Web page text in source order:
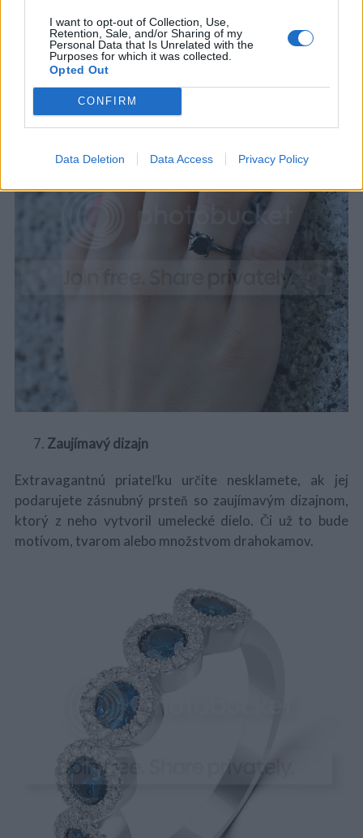
I want to opt-out of Collection, Use,
Retention, Sale, and/or Sharing of my
Personal Data that Is Unrelated with the
Purposes for which it was collected.
Opted Out
CONFIRM
Data Deletion Data Access Privacy Policy
očariť unikátnym čiernym zlatom, či už na prsteni alebo
náušniciach. Okamžite sa do nich zamilujú!
Zaujímavý dizajn
Extravagantnú priateľku určite nesklamete, ak jej
podarujete zásnubný prsteň so zaujímavým dizajnom,
ktorý z neho vytvoril umelecké dielo. Či už to bude
motívom, tvarom alebo množstvom drahokamov.